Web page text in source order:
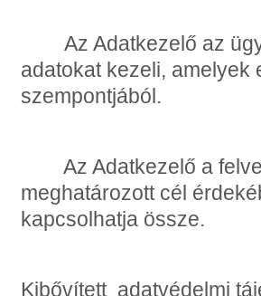
Az Adatkezelő az
adatokat kezeli, amelyek
szempontjából.
Az Adatkezelő a
meghatározott cél
kapcsolhatja össze.
Kibővített adatvédelmi